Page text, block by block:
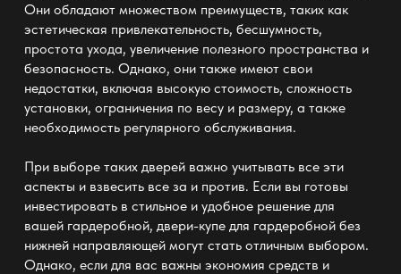
Они обладают множеством преимуществ, таких как
эстетическая привлекательность, бесшумность,
простота ухода, увеличение полезного пространства и
безопасность. Однако, они также имеют свои
недостатки, включая высокую стоимость, сложность
установки, ограничения по весу и размеру, а также
необходимость регулярного обслуживания.
При выборе таких дверей важно учитывать все эти
аспекты и взвесить все за и против. Если вы готовы
инвестировать в стильное и удобное решение для
вашей гардеробной, двери-купе для гардеробной без
нижней направляющеймогут стать отличным выбором.
Однако, если для вас важны экономия средств и